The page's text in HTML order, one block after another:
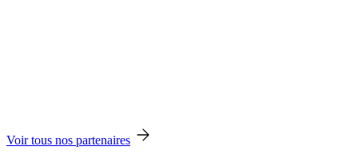
Voir tous nos partenaires